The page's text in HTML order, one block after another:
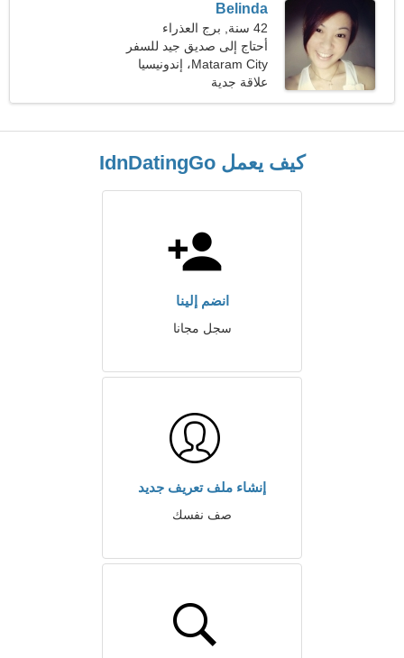
Belinda
42 سنة, برج العذراء
أحتاج إلى صديق جيد للسفر
معًا
Mataram City، إندونيسيا
علاقة جدية
كيف يعمل IdnDatingGo
انضم إلينا
سجل مجانا
إنشاء ملف تعريف جديد
صف نفسك